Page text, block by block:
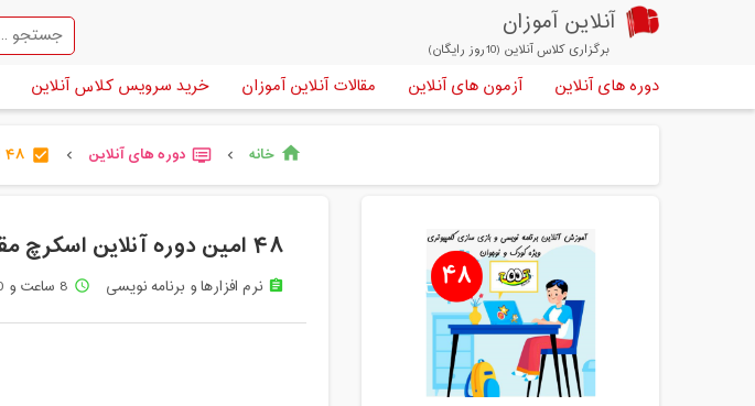
آنلاین آموزان
برگزاری کلاس آنلاین (10روز رایگان)
دوره های آنلاین آزمون های آنلاین مقالات آنلاین آموزان خرید سرویس کلاس آنلاین
home خانه chevron_left
dvr دوره های آنلاین chevron_left
check_box
۴۸ امین دوره آنلاین اسکرچ مقدماتی کودک و نوجوان تین تک (نمایندگی هرمزگان)
assignment نرم افزارها و برنامه نویسی access_time 8 ساعت و 0 دقیقه